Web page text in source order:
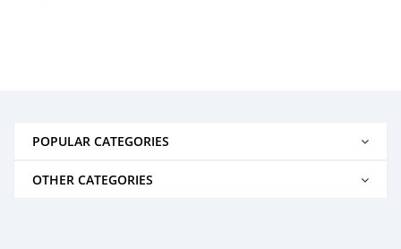
POPULAR CATEGORIES
OTHER CATEGORIES